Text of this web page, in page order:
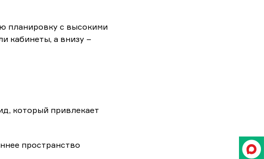
планировку с высокими
кабинеты, а внизу –
который привлекает
пространство